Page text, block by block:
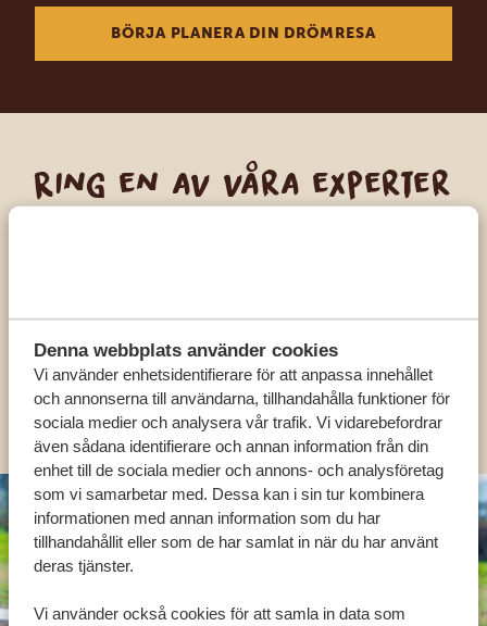
Denna webbplats använder cookies
Vi använder enhetsidentifierare för att anpassa innehållet
och annonserna till användarna, tillhandahålla funktioner för
sociala medier och analysera vår trafik. Vi vidarebefordrar
även sådana identifierare och annan information från din
enhet till de sociala medier och annons- och analysföretag
som vi samarbetar med. Dessa kan i sin tur kombinera
informationen med annan information som du har
tillhandahållit eller som de har samlat in när du har använt
deras tjänster.
Vi använder också cookies för att samla in data som
BÖRJA PLANERA DIN DRÖMRESA
Ring en av våra experter
SV:+31 174 788 101
OLIKA LÄNDER